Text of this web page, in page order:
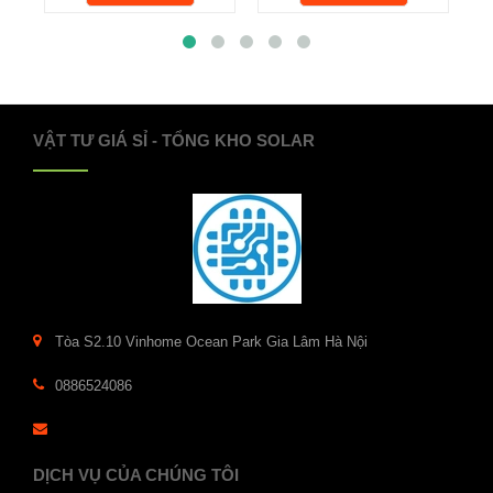
VẬT TƯ GIÁ SỈ - TỔNG KHO SOLAR
Tòa S2.10 Vinhome Ocean Park Gia Lâm Hà Nội
0886524086
DỊCH VỤ CỦA CHÚNG TÔI